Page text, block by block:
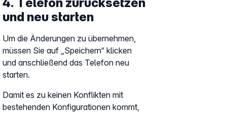
4. Telefon zurücksetzen
und neu starten
Um die Änderungen zu übernehmen,
müssen Sie auf „Speichern“ klicken
und anschließend das Telefon neu
starten.
Damit es zu keinen Konflikten mit
bestehenden Konfigurationen kommt,